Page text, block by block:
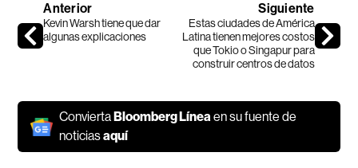
Anterior
Kevin Warsh tiene que dar
algunas explicaciones
Siguiente
Estas ciudades de América
Latina tienen mejores costos
que Tokio o Singapur para
construir centros de datos
Convierta Bloomberg Líneaen su fuente de
noticiasaquí